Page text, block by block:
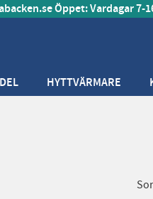
Öppet: Vardagar 7-
HYTTVÄRMARE